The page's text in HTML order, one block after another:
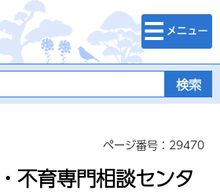
葉県
検索・メニュ
ー
ページ番号：29470
不育専門相談センタ